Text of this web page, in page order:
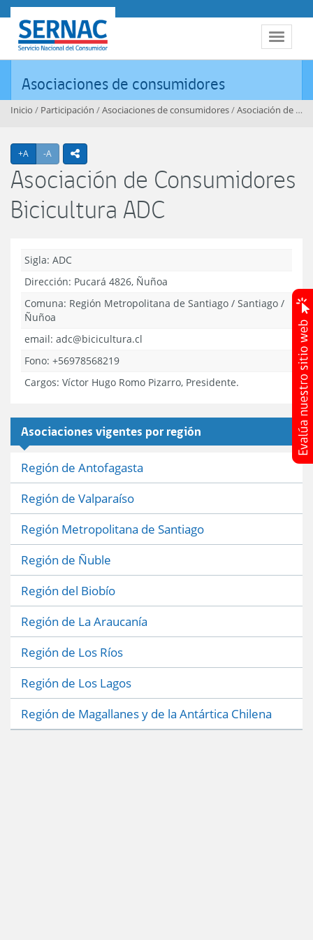
Contenido principal
Toggle
SERNAC
Asociaciones de consumidores
Inicio / Participación /Asociaciones de consumidores/Asociación de Consumidores Bicicultura ADC
+A Agrandar texto
-A Achicar textoicono compartir
Asociación de Consumidores
Bicicultura ADC
Sigla: ADC
Dirección: Pucará 4826, Ñuñoa
Comuna: Región Metropolitana de Santiago / Santiago /
Ñuñoa
email: adc@bicicultura.cl
Fono: +56978568219
Cargos: Víctor Hugo Romo Pizarro, Presidente.
Asociaciones vigentes por región
Región de Antofagasta
Región de Valparaíso
Región Metropolitana de Santiago
Región de Ñuble
Región del Biobío
Región de La Araucanía
Región de Los Ríos
Región de Los Lagos
Región de Magallanes y de la Antártica Chilena